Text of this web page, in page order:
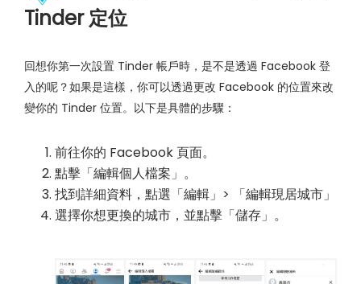
Tinder 定位
回想你第一次設置 Tinder 帳戶時，是不是透過 Facebook 登
入的呢？如果是這樣，你可以透過更改 Facebook 的位置來改
變你的 Tinder 位置。以下是具體的步驟：
前往你的 Facebook 頁面。
點擊「編輯個人檔案」。
找到詳細資料，點選「編輯」> 「編輯現居城市」
選擇你想更換的城市，並點擊「儲存」。